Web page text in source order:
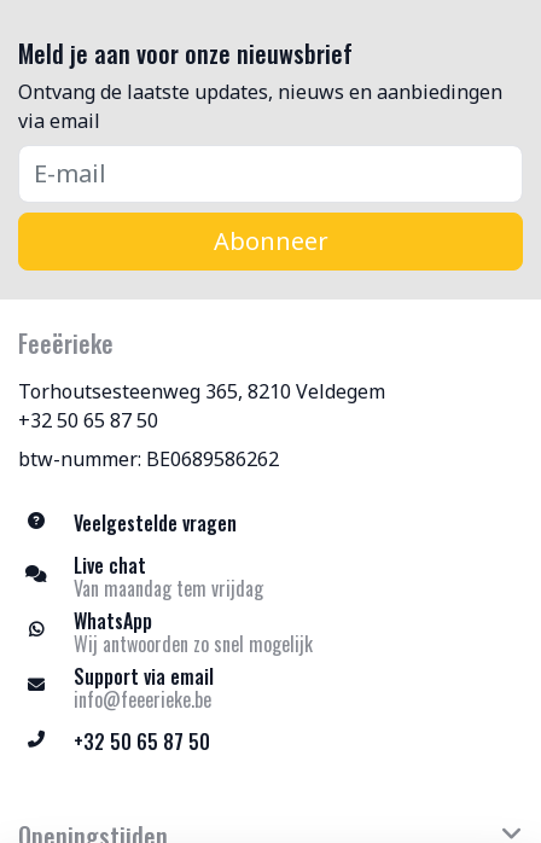
Meld je aan voor onze nieuwsbrief
Ontvang de laatste updates, nieuws en aanbiedingen
via email
Abonneer
Feeërieke
Torhoutsesteenweg 365, 8210 Veldegem
+32 50 65 87 50
btw-nummer: BE0689586262
Veelgestelde vragen
Live chat
Van maandag tem vrijdag
WhatsApp
Wij antwoorden zo snel mogelijk
Support via email
info@feeerieke.be
+32 50 65 87 50
Openingstijden